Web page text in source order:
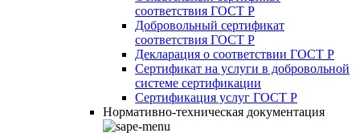
соответствия ГОСТ Р
Добровольный сертификат
соответствия ГОСТ Р
Декларация о соответствии ГОСТ Р
Сертификат на услуги в добровольной
системе сертификации
Сертификация услуг ГОСТ Р
Нормативно-техническая документация